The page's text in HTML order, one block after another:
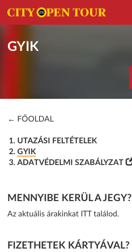
GYIK
← FŐOLDAL
UTAZÁSI FELTÉTELEK
GYIK
ADATVÉDELMI SZABÁLYZAT
MENNYIBE KERÜL A JEGY?
Az aktuális árakinkat ITTtalálod.
FIZETHETEK KÁRTYÁVAL?